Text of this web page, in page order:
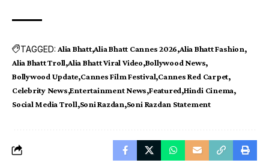
TAGGED: Alia Bhatt Alia Bhatt Cannes 2026 Alia Bhatt Fashion
Alia Bhatt Troll Alia Bhatt Viral Video Bollywood News
Bollywood Update Cannes Film Festival Cannes Red Carpet
Celebrity News Entertainment News Featured Hindi Cinema
Social Media Troll Soni Razdan Soni Razdan Statement